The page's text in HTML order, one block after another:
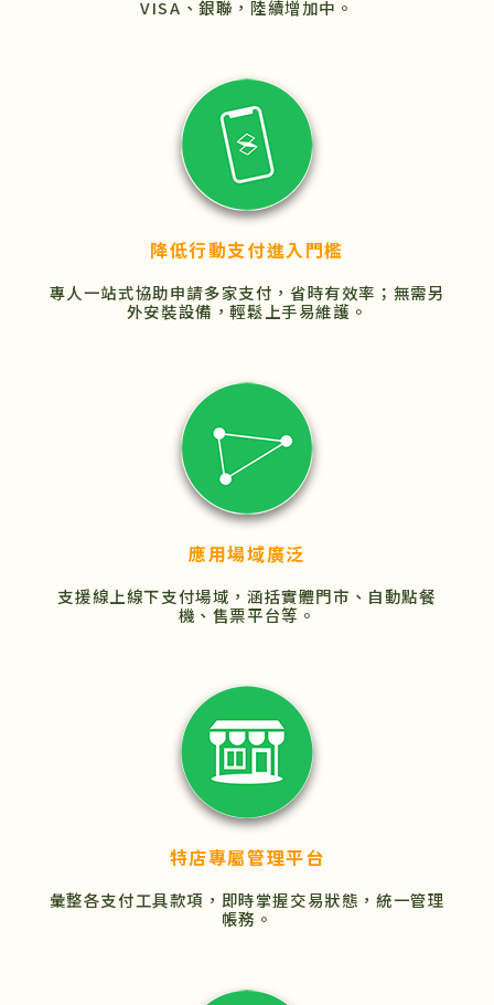
VISA、銀聯，陸續增加中。
降低行動支付進入門檻
專人一站式協助申請多家支付，省時有效率；無需另
外安裝設備，輕鬆上手易維護。
應用場域廣泛
支援線上線下支付場域，涵括實體門市、自動點餐
機、售票平台等。
特店專屬管理平台
彙整各支付工具款項，即時掌握交易狀態，統一管理
帳務。